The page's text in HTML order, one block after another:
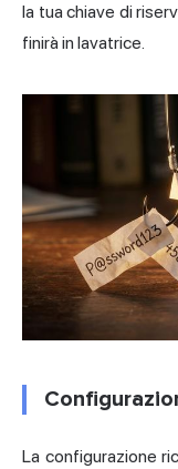
la tua chiave di
finirà in lavatrice.
La configurazione